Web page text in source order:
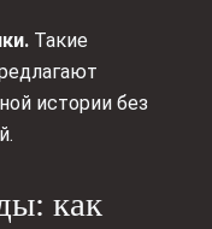
Такие
истории без
как